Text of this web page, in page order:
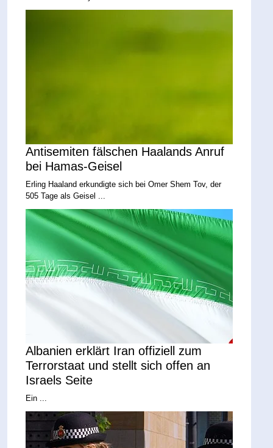
Antisemiten fälschen Haalands Anruf
bei Hamas-Geisel
Erling Haaland erkundigte sich bei Omer Shem Tov, der
505 Tage als Geisel ...
Albanien erklärt Iran offiziell zum
Terrorstaat und stellt sich offen an
Israels Seite
Ein ...